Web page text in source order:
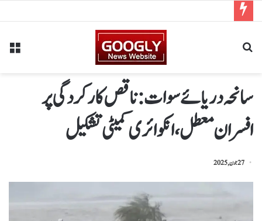
سانحہ دریائے سوات : ناقص کارکردگی پر
افسران معطل، انکوائری کمیٹی تشکیل
27 جون, 2025